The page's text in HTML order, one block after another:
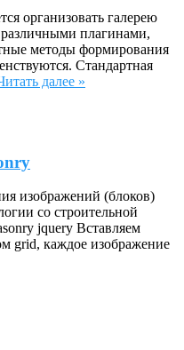
организовать галерею
плагинами,
методы формирования
Стандартная
далее »
изображений (блоков)
со строительной
jquery Вставляем
grid, каждое изображение